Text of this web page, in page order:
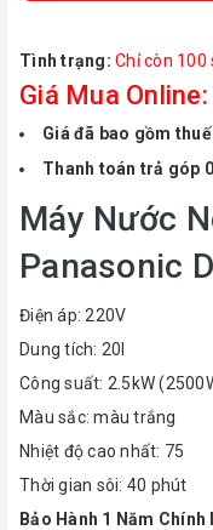
Tình trạng: Chỉ còn 100
Giá Mua
Giá đã bao gồm thuế
Thanh toán trả góp
Máy Nước
Panasonic
Điện áp: 220V
Dung tích: 20l
Công suất: 2.5kW
Màu sắc: màu trắng
Nhiệt độ cao nhất: 75
Thời gian sôi: 40 phút
Bảo Hành 1 Năm Chính